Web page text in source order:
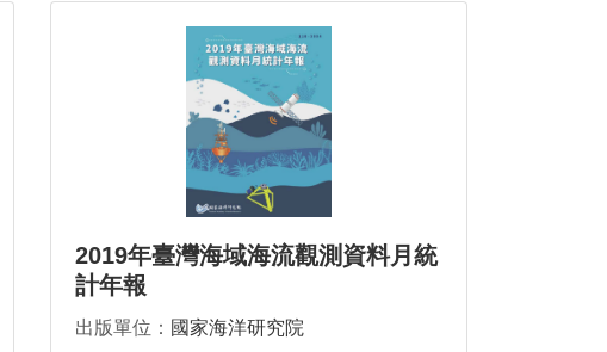
2019年臺灣海域海流觀測資料月統
計年報
出版單位： 國家海洋研究院